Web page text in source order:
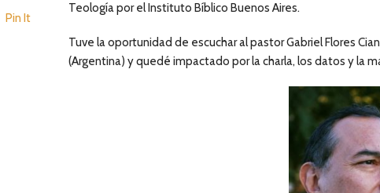
Teología por el Instituto Bíblico Buenos Aires.
Tuve la oportunidad de escuchar al pastor Gabriel Flores
(Argentina) y quedé impactado por la charla, los datos y la
Pin It